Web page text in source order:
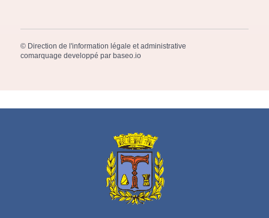
© Direction de l'information légale et administrative
comarquage developpé par baseo.io